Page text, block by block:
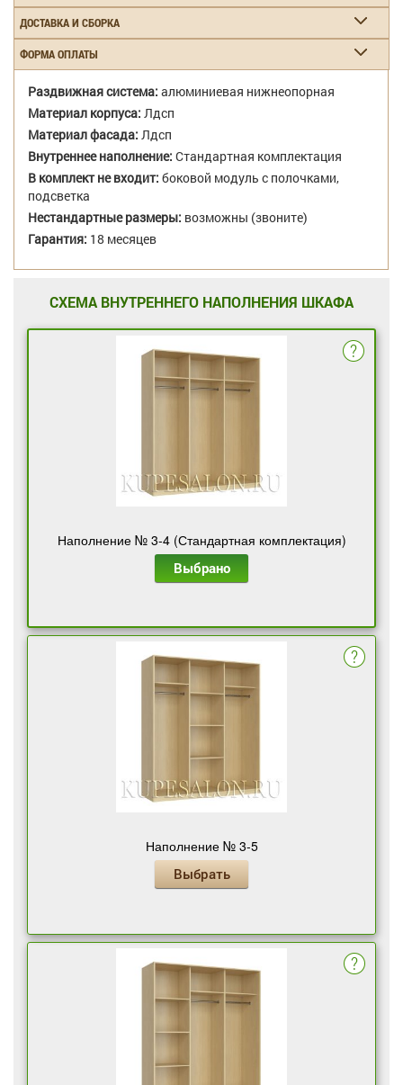
ДОСТАВКА И СБОРКА
ФОРМА ОПЛАТЫ
Раздвижная система: алюминиевая нижнеопорная
Материал корпуса: Лдсп
Материал фасада: Лдсп
Внутреннее наполнение: Стандартная комплектация
В комплект не входит: боковой модуль с полочками,
подсветка
Нестандартные размеры: возможны (звоните)
Гарантия: 18 месяцев
СХЕМА ВНУТРЕННЕГО НАПОЛНЕНИЯ ШКАФА
Наполнение № 3-4 (Стандартная комплектация)
Выбрано
Наполнение № 3-5
Выбрать